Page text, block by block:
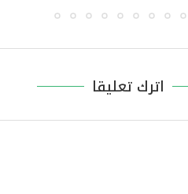
اترك تعليقا